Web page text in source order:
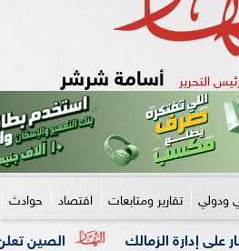
التحرير أسامة شرشر
ودولي تقارير ومتابعات اقتصاد حوادث
الصين تعلن رفضها